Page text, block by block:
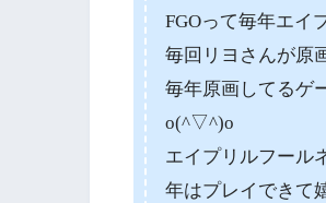
FGOって毎年エイ
毎回リヨさんが原
毎年原画してるゲ
o(^▽^)o
エイプリルフール
年はプレイできて